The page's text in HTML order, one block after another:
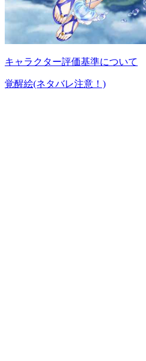
キャラクター評価基準について
覚醒絵(ネタバレ注意！)